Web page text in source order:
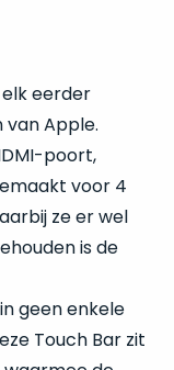
elk eerder
Apple.
poort,
voor 4
ze er wel
is de
geen enkele
Touch Bar zit